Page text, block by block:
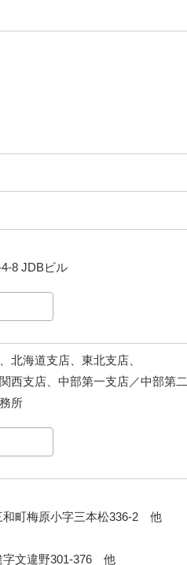
8 JDBビル
北海道支店、東北支店、
西支店、中部第一支店／中部第
所
町梅原小字三本松336-2 他
字文違野301-376 他